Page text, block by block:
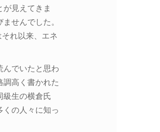
見えてきま
せんでした。
れ以来、エネ
んでいたと思わ
高く書かれた
級生の横倉氏
の人々に知っ